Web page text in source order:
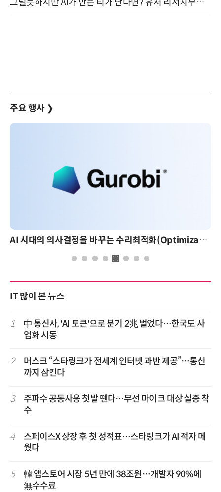
그럴듯하지만 AI가 만든 티가 난다면? 유저 리서치부터 배포까지! (9/15)
주요 행사 ❯
AI 시대의 의사결정을 바꾸는 수리최적화(Optimization): 실제 산업 적용 사례와 활용 전략
IT 많이 본 뉴스
1
中 통신사, 'AI 토큰'으로 분기 2兆 벌었다…한국도 사
업화 시동
2
머스크 “스타링크가 전세계 인터넷 과반 제공”…통신
까지 삼킨다
3
주파수 공동사용 첫발 뗀다…무선 마이크 대상 실증 착
수
4
스페이스X 상장 후 첫 성적표…스타링크가 AI 적자 메
웠다
5
韓 앱스토어 시장 5년 만에 38조원…개발자 90%에
無수수료